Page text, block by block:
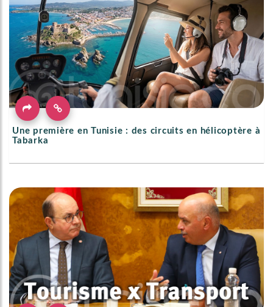
Une première en Tunisie : des circuits en hélicoptère à
Tabarka